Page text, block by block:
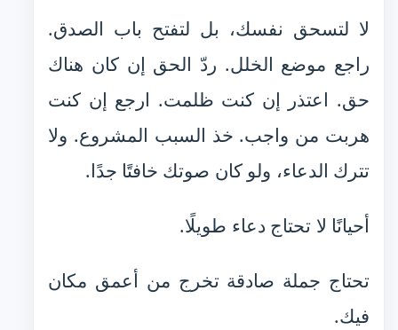
لا لتسحق نفسك، بل لتفتح باب الصدق.
راجع موضع الخلل. ردّ الحق إن كان هناك
حق. اعتذر إن كنت ظلمت. ارجع إن كنت
هربت من واجب. خذ السبب المشروع. ولا
تترك الدعاء، ولو كان صوتك خافتًا جدًا.
أحيانًا لا تحتاج دعاء طويلًا.
تحتاج جملة صادقة تخرج من أعمق مكان
فيك.